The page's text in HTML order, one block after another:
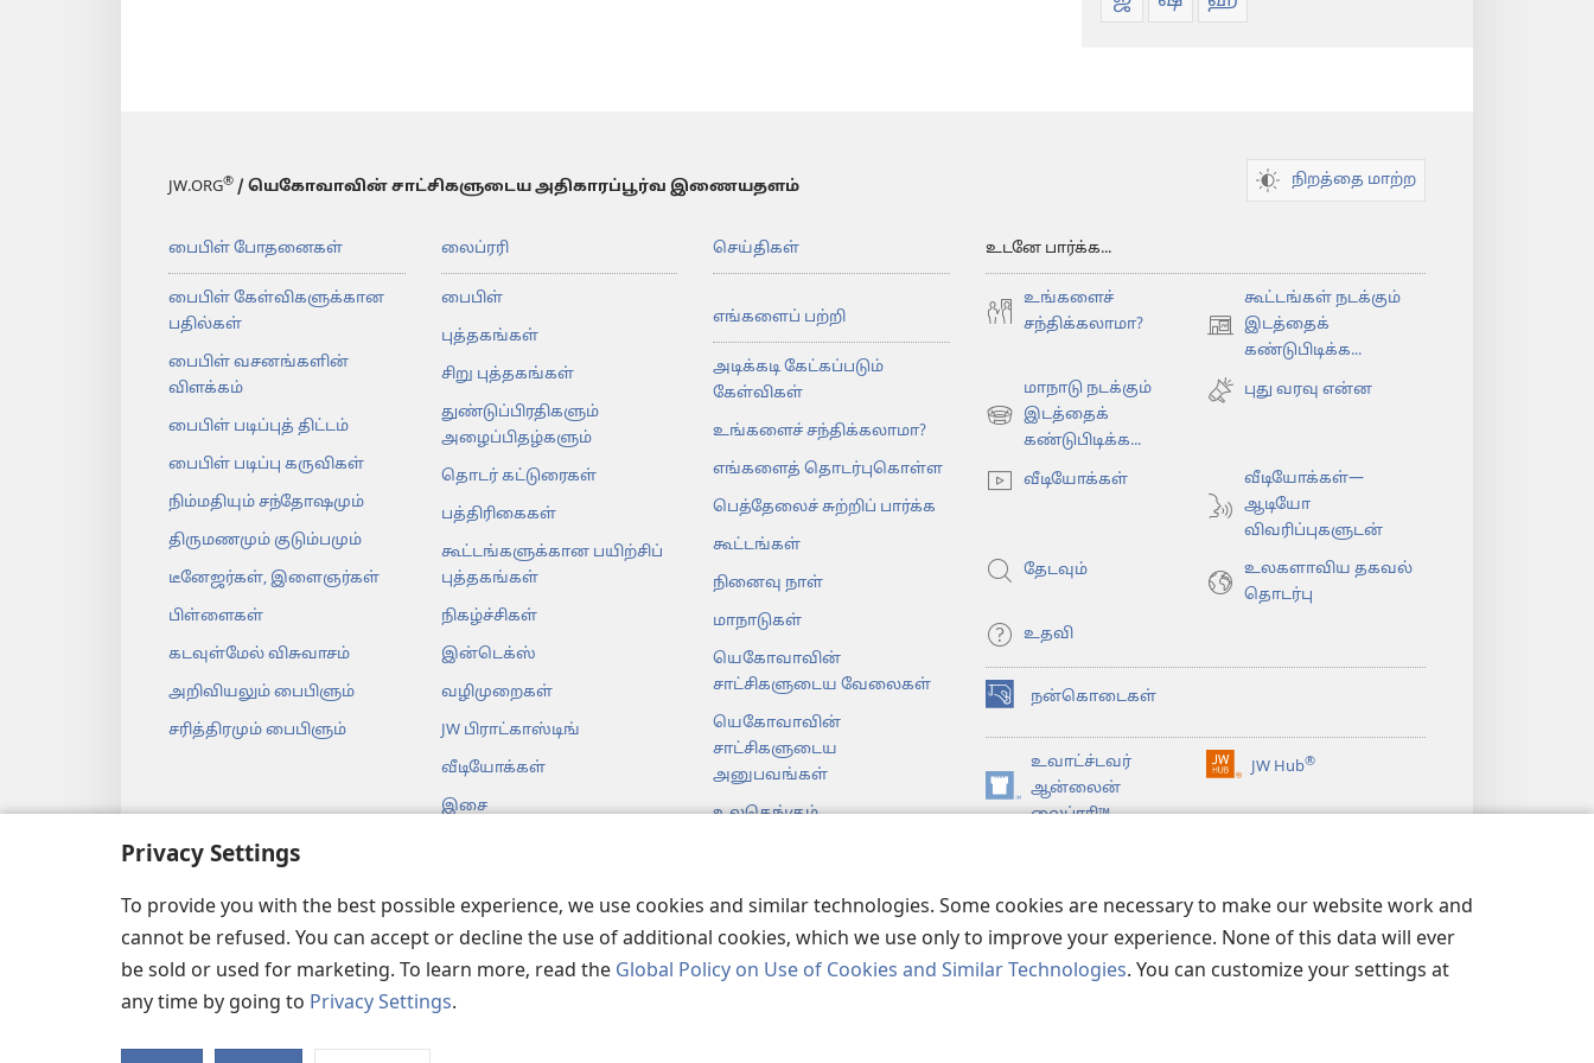
Privacy Settings
To provide you with the best possible experience, we use cookies and similar technologies. Some cookies are necessary to make our website work and
cannot be refused. You can accept or decline the use of additional cookies, which we use only to improve your experience. None of this data will ever
be sold or used for marketing. To learn more, read the Global Policy on Use of Cookies and Similar Technologies. You can customize your settings at
any time by going to Privacy Settings.
JW.ORG® / யெகோவாவின் சாட்சிகளுடைய அதிகாரப்பூர்வ இணையதளம் நிறத்தை மாற்ற
பைபிள் போதனைகள்
பைபிள் கேள்விகளுக்கான
பதில்கள்
பைபிள் வசனங்களின்
விளக்கம்
பைபிள் படிப்புத் திட்டம்
பைபிள் படிப்பு கருவிகள்
நிம்மதியும் சந்தோஷமும்
திருமணமும் குடும்பமும்
டீனேஜர்கள், இளைஞர்கள்
பிள்ளைகள்
கடவுள்மேல் விசுவாசம்
அறிவியலும் பைபிளும்
சரித்திரமும் பைபிளும்
லைப்ரரி
பைபிள்
புத்தகங்கள்
சிறு புத்தகங்கள்
துண்டுப்பிரதிகளும்
அழைப்பிதழ்களும்
தொடர் கட்டுரைகள்
பத்திரிகைகள்
கூட்டங்களுக்கான பயிற்சிப்
புத்தகங்கள்
நிகழ்ச்சிகள்
இன்டெக்ஸ்
வழிமுறைகள்
JW பிராட்காஸ்டிங்
வீடியோக்கள்
இசை
வாசிப்பு
செய்திகள்
எங்களைப் பற்றி
அடிக்கடி கேட்கப்படும்
கேள்விகள்
உங்களைச் சந்திக்கலாமா?
எங்களைத் தொடர்புகொள்ள
பெத்தேலைச் சுற்றிப் பார்க்க
கூட்டங்கள்
நினைவு நாள்
மாநாடுகள்
யெகோவாவின்
சாட்சிகளுடைய வேலைகள்
யெகோவாவின்
சாட்சிகளுடைய
அனுபவங்கள்
உலகெங்கும்
உடனே பார்க்க...
உங்களைச்
சந்திக்கலாமா?
கூட்டங்கள் நடக்கும்
இடத்தைக்
கண்டுபிடிக்க...
(opens
window)
மாநாடு நடக்கும்
இடத்தைக்
கண்டுபிடிக்க...
(opens
window)
புது வரவு என்ன
வீடியோக்கள்
வீடியோக்கள்—
ஆடியோ
விவரிப்புகளுடன்
தேடவும்
உலகளாவிய தகவல்
தொடர்பு
உதவி
நன்கொடைகள்
(opens
new
window)உவாட்ச்டவர்
ஆன்லைன்
லைப்ரரி™
(opens
JW Hub®
(opens
Copyright © 2026 Watch Tower Bible and Tract Society of Pennsylvania.